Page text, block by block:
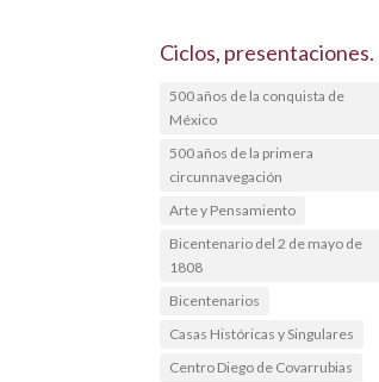
Ciclos, presentaciones.
500 años de la conquista de
México
500 años de la primera
circunnavegación
Arte y Pensamiento
Bicentenario del 2 de mayo de
1808
Bicentenarios
Casas Históricas y Singulares
Centro Diego de Covarrubias